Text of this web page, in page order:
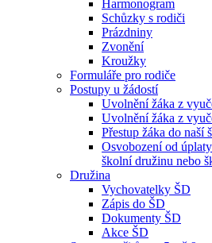
Harmonogram
Schůzky s rodiči
Prázdniny
Zvonění
Kroužky
Formuláře pro rodiče
Postupy u žádostí
Uvolnění žáka z
Uvolnění žáka z
Přestup žáka do naší
Osvobození od
školní družinu nebo
Družina
Vychovatelky ŠD
Zápis do ŠD
Dokumenty ŠD
Akce ŠD